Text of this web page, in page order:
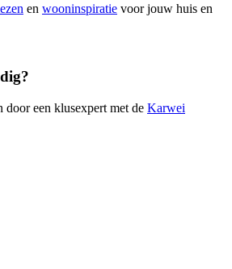
en wooninspiratie voor jouw huis en
een klusexpert met de Karwei